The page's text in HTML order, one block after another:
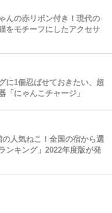
んの赤リボン付き！現代の
をモチーフにしたアクセサ
に1個忍ばせておきたい、超
「にゃんこチャージ」
の人気ねこ！全国の宿から選
ンキング」2022年度版が発